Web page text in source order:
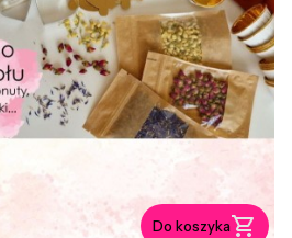
Do koszyka